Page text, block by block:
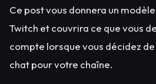
Ce post vous donnera un
Twitch et couvrira ce que vous
compte lorsque vous décidez
chat pour votre chaîne.